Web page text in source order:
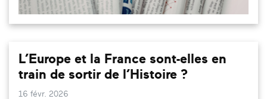
L’Europe et la France sont-elles en
train de sortir de l’Histoire ?
16 févr. 2026